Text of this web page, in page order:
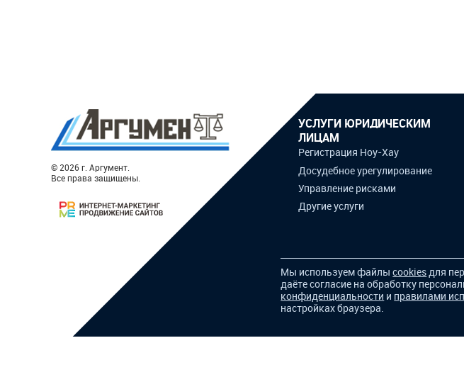
© 2026 г. Аргумент.
Все права защищены.
УСЛУГИ ЮРИДИЧЕСКИМ
ЛИЦАМ
Регистрация Ноу-Хау
Досудебное урегулирование
Управление рисками
Другие услуги
Мы используем файлыcookiesдля
даёте согласие на обработку
конфиденциальности и правилами
настройках браузера.